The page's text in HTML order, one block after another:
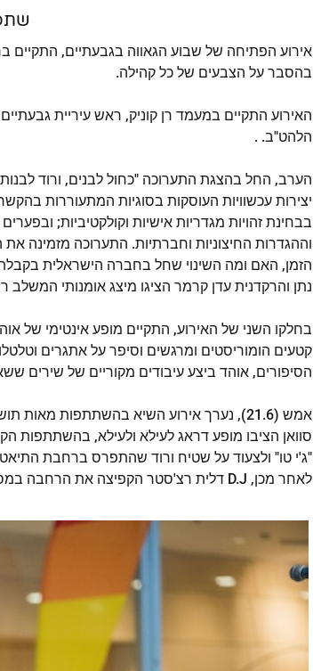
אירוע הפתיחה של שבוע הגאווה בגבעתיים, התקיים
בהסבר על הצבעים של כל קהילה.
האירוע התקיים במעמד רן קוניק, ראש עיריית
הלהט"ב. .
יצירות עכשוויות העוסקות בסוגיות המתעוררות
בבחינת זהויות מגדריות אישיות וקולקטיביות;
וההגדרות החיצוניות וחברתיות. התערוכה מזמינה
הזמן, האם ומה השינוי שחל בחברה הישראלית בקבלת
נתן והרקדנית עדן קרמר הציגו מיצג אומנותי המשלב
בחלקו השני של האירוע, התקיים מופע אינטימי של
קטעים הומוריסטים ומרגשים וסיפר על אתגרים
הסיפורים, אוהד ביצע עיבודים מקוריים של שירים
אמש (21.6), נערך אירוע השיא בהשתתפות
סוואן הציבו מופע דראג לעילא ולעילא,
לאחר מכן, D.J דלית רצ'סטר הקפיצה את הרחבה במסיבה עד הלילה.